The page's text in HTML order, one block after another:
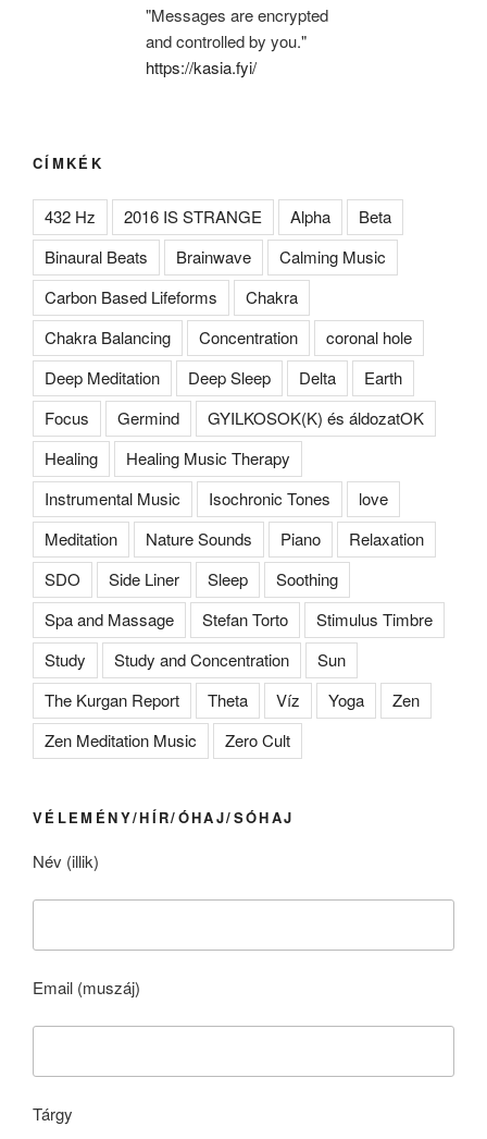
"Messages are encrypted
and controlled by you."
https://kasia.fyi/
CÍMKÉK
432 Hz 2016 IS STRANGE Alpha
Beta
Binaural Beats
Brainwave
Calming Music
Carbon Based Lifeforms
Chakra
Chakra Balancing
Concentration
coronal hole
Deep Meditation
Deep Sleep Delta
Earth
Focus
Germind
GYILKOSOK(K) és áldozatOK
Healing
Healing Music Therapy
Instrumental Music
Isochronic Tones
love
Meditation
Nature Sounds Piano
Relaxation
SDO
Side Liner Sleep
Soothing
Spa and Massage
Stefan Torto
Stimulus Timbre
Study
Study and Concentration
Sun
The Kurgan Report
Theta Víz Yoga
Zen
Zen Meditation Music
Zero Cult
VÉLEMÉNY/HÍR/ÓHAJ/SÓHAJ
Név (illik)
Email (muszáj)
Tárgy